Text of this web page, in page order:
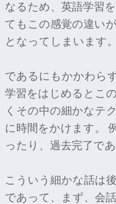
なるため、英語学習
てもこの感覚の違い
となってしまいます。
であるにもかかわら
学習をはじめるとこ
くその中の細かなテ
に時間をかけます。
ったり、過去完了で
こういう細かな話は
であって、まず、会